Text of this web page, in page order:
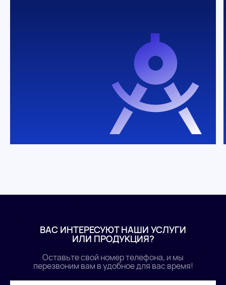
ВАС ИНТЕРЕСУЮТ НАШИ УСЛУГИ
ИЛИ ПРОДУКЦИЯ?
Оставьте свой номер телефона, и мы
перезвоним вам в удобное для вас время!